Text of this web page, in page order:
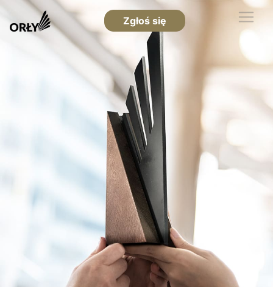
Zgłoś się